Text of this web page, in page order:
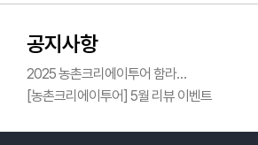
공지사항
2025 농촌크리에이투어 함라
한옥체험관 웨딩의상체험
[농촌크리에이투어] 5월 리뷰 이벤트